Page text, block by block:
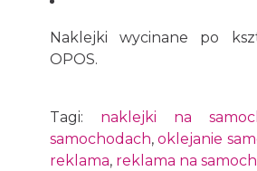
Naklejki wycinane po
OPOS.
Tagi: naklejki na
samochodach,oklejanie
reklama, reklama na